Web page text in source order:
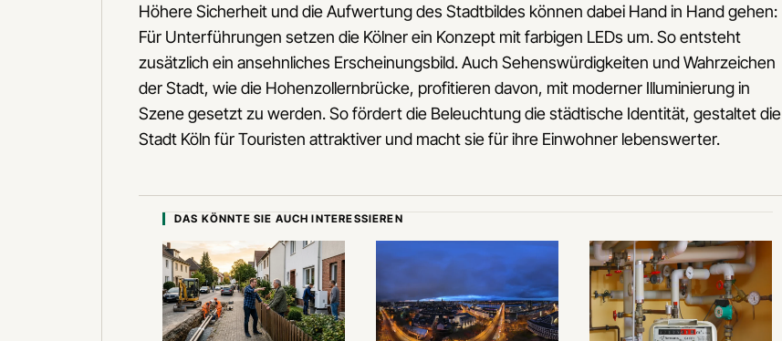
Höhere Sicherheit und die Aufwertung des Stadtbildes können dabei Hand in Hand gehen:
Für Unterführungen setzen die Kölner ein Konzept mit farbigen LEDs um. So entsteht
zusätzlich ein ansehnliches Erscheinungsbild. Auch Sehenswürdigkeiten und Wahrzeichen
der Stadt, wie die Hohenzollernbrücke, profitieren davon, mit moderner Illuminierung in
Szene gesetzt zu werden. So fördert die Beleuchtung die städtische Identität, gestaltet die
Stadt Köln für Touristen attraktiver und macht sie für ihre Einwohner lebenswerter.
DAS KÖNNTE SIE AUCH INTERESSIEREN